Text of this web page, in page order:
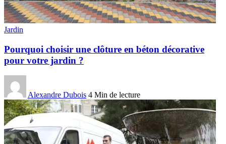
Jardin
Pourquoi choisir une clôture en béton décorative
pour votre jardin ?
Alexandre Dubois 4 Min de lecture